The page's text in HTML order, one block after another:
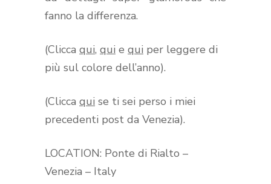
fanno la differenza.
(Clicca qui, qui e qui per leggere di
più sul colore dell’anno).
(Clicca qui se ti sei perso i miei
precedenti post da Venezia).
LOCATION: Ponte di Rialto –
Venezia – Italy